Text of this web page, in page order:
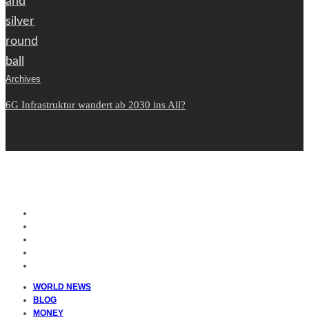
Archives
6G Infrastruktur wandert ab 2030 ins All?
WORLD NEWS
BLOG
MONEY